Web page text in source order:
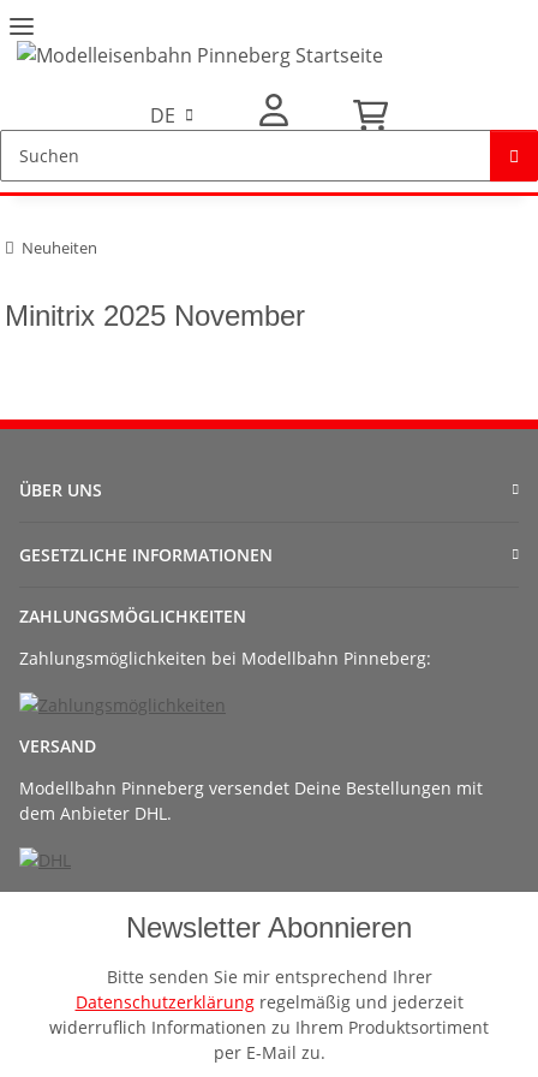
DE
Neuheiten
Minitrix 2025 November
ÜBER UNS
GESETZLICHE INFORMATIONEN
ZAHLUNGSMÖGLICHKEITEN
Zahlungsmöglichkeiten bei Modellbahn Pinneberg:
VERSAND
Modellbahn Pinneberg versendet Deine Bestellungen mit
dem Anbieter DHL.
Newsletter Abonnieren
Bitte senden Sie mir entsprechend Ihrer
Datenschutzerklärungregelmäßig und jederzeit
widerruflich Informationen zu Ihrem Produktsortiment
per E-Mail zu.